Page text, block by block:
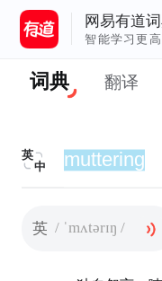
网易有道
智能学习更
词典 翻译
英
中
英 / ˈmʌtərɪŋ /